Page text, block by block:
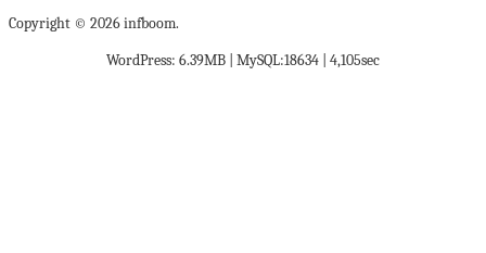
Copyright © 2026 infboom.
WordPress: 6.39MB | MySQL:18634 | 4,105sec